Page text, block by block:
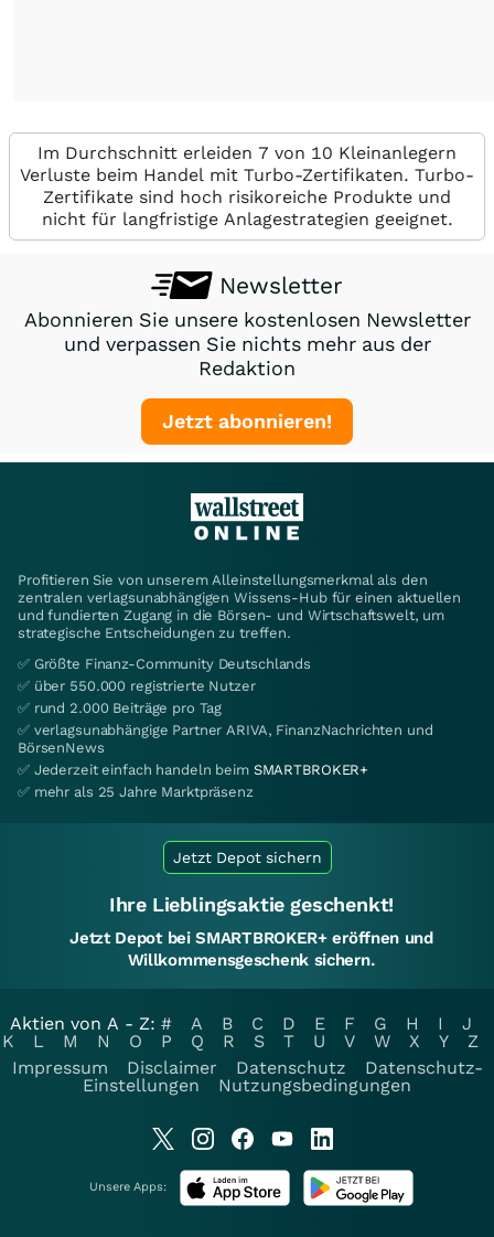
Im Durchschnitt erleiden 7 von 10 Kleinanlegern
Verluste beim Handel mit Turbo-Zertifikaten. Turbo-
Zertifikate sind hoch risikoreiche Produkte und
nicht für langfristige Anlagestrategien geeignet.
Newsletter
Abonnieren Sie unsere kostenlosen Newsletter
und verpassen Sie nichts mehr aus der
Redaktion
Jetzt abonnieren!
Profitieren Sie von unserem Alleinstellungsmerkmal als den
zentralen verlagsunabhängigen Wissens-Hub für einen aktuellen
und fundierten Zugang in die Börsen- und Wirtschaftswelt, um
strategische Entscheidungen zu treffen.
✅ Größte Finanz-Community Deutschlands
✅ über 550.000 registrierte Nutzer
✅ rund 2.000 Beiträge pro Tag
✅ verlagsunabhängige Partner ARIVA, FinanzNachrichten und
BörsenNews
✅ Jederzeit einfach handeln beim SMARTBROKER+
✅ mehr als 25 Jahre Marktpräsenz
Jetzt Depot sichern
Ihre Lieblingsaktie geschenkt!
Jetzt Depot bei SMARTBROKER+ eröffnen und
Willkommensgeschenk sichern.
Aktien von A - Z: # A B C D E F G H I
J
K
L M N O P Q R S T U V W X Y
Z
Impressum
Disclaimer Datenschutz
Datenschutz-
Einstellungen
Nutzungsbedingungen
Unsere Apps: